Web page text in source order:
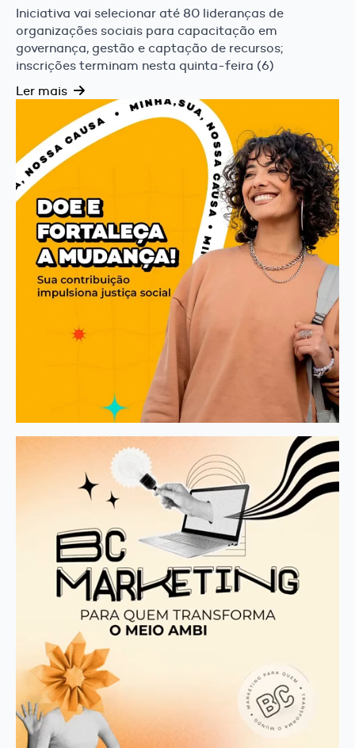
Iniciativa vai selecionar até 80 lideranças de
organizações sociais para capacitação em
governança, gestão e captação de recursos;
inscrições terminam nesta quinta-feira (6)
Ler mais